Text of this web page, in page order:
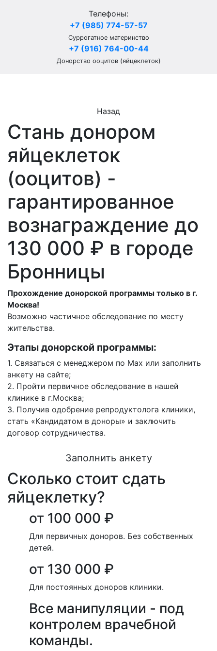
Телефоны:
+7 (985) 774-57-57
Суррогатное материнство
+7 (916) 764-00-44
Донорство ооцитов (яйцеклеток)
Назад
Стань донором
яйцеклеток
(ооцитов) -
гарантированное
вознаграждение до
130 000 ₽ в городе
Бронницы
Прохождение донорской программы только в г.
Москва!
Возможно частичное обследование по месту
жительства.
Этапы донорской программы:
1. Cвязаться с менеджером по Max или заполнить
анкету на сайте;
2. Пройти первичное обследование в нашей
клинике в г.Москва;
3. Получив одобрение репродуктолога клиники,
стать «Кандидатом в доноры» и заключить
договор сотрудничества.
Заполнить анкету
Сколько стоит сдать
яйцеклетку?
от 100 000 ₽
Для первичных доноров. Без собственных
детей.
от 130 000 ₽
Для постоянных доноров клиники.
Все манипуляции - под
контролем врачебной
команды.